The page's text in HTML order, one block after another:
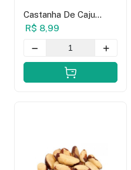
Castanha De Caju
Caramelizada Com
Gergilim - 100g
R$ 8,99